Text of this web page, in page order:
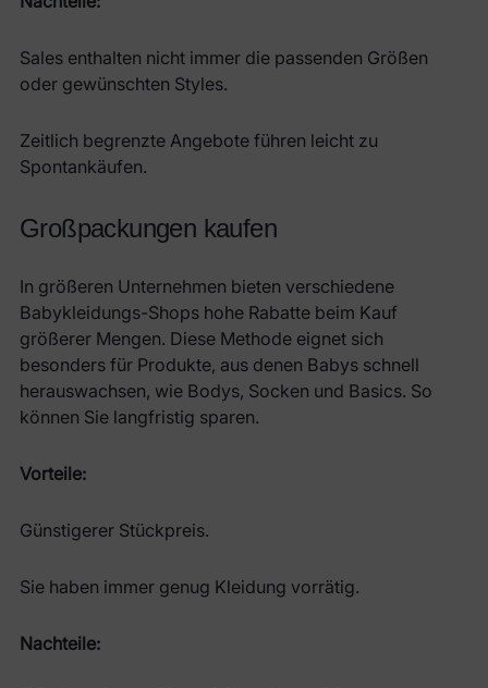
Sales enthalten nicht immer die passenden Größen
oder gewünschten Styles.
Zeitlich begrenzte Angebote führen leicht zu
Spontankäufen.
Großpackungen kaufen
In größeren Unternehmen bieten verschiedene
Babykleidungs-Shops hohe Rabatte beim Kauf
größerer Mengen. Diese Methode eignet sich
besonders für Produkte, aus denen Babys schnell
herauswachsen, wie Bodys, Socken und Basics. So
können Sie langfristig sparen.
Vorteile:
Günstigerer Stückpreis.
Sie haben immer genug Kleidung vorrätig.
Nachteile: